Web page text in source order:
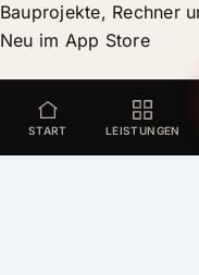
START LEISTUNGEN
Bauprojekte, Rechner
Neu im App Store